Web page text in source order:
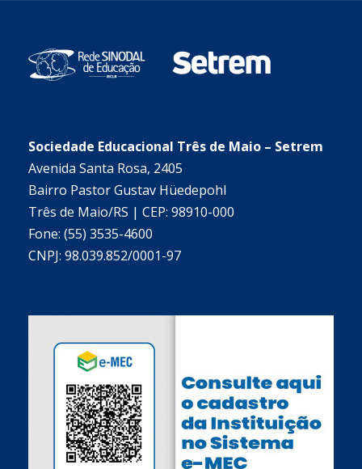
Sociedade Educacional Três de Maio – Setrem
Avenida Santa Rosa, 2405
Bairro Pastor Gustav Hüedepohl
Três de Maio/RS | CEP: 98910-000
Fone: (55) 3535-4600
CNPJ: 98.039.852/0001-97